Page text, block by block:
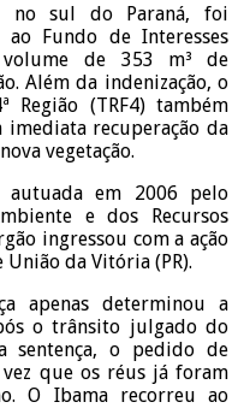
no sul do Paraná, foi
ao Fundo de Interesses
de 353 m³ de
Além da indenização, o
Região (TRF4) também
recuperação da
vegetação.
em 2006 pelo
e dos Recursos
ingressou com a ação
da Vitória (PR).
apenas determinou a
o trânsito julgado do
sentença, o pedido de
que os réus já foram
O Ibama recorreu ao